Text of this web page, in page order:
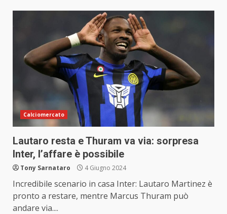
Calciomercato
Lautaro resta e Thuram va via: sorpresa
Inter, l’affare è possibile
Tony Sarnataro 4 Giugno 2024
Incredibile scenario in casa Inter: Lautaro Martinez è
pronto a restare, mentre Marcus Thuram può
andare via....